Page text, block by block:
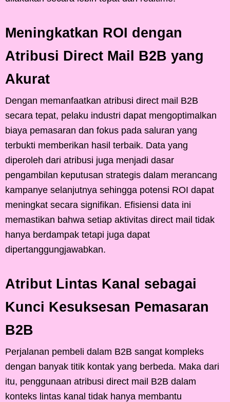
Meningkatkan ROI dengan
Atribusi Direct Mail B2B yang
Akurat
Dengan memanfaatkan atribusi direct mail B2B
secara tepat, pelaku industri dapat mengoptimalkan
biaya pemasaran dan fokus pada saluran yang
terbukti memberikan hasil terbaik. Data yang
diperoleh dari atribusi juga menjadi dasar
pengambilan keputusan strategis dalam merancang
kampanye selanjutnya sehingga potensi ROI dapat
meningkat secara signifikan. Efisiensi data ini
memastikan bahwa setiap aktivitas direct mail tidak
hanya berdampak tetapi juga dapat
dipertanggungjawabkan.
Atribut Lintas Kanal sebagai
Kunci Kesuksesan Pemasaran
B2B
Perjalanan pembeli dalam B2B sangat kompleks
dengan banyak titik kontak yang berbeda. Maka dari
itu, penggunaan atribusi direct mail B2B dalam
konteks lintas kanal tidak hanya membantu